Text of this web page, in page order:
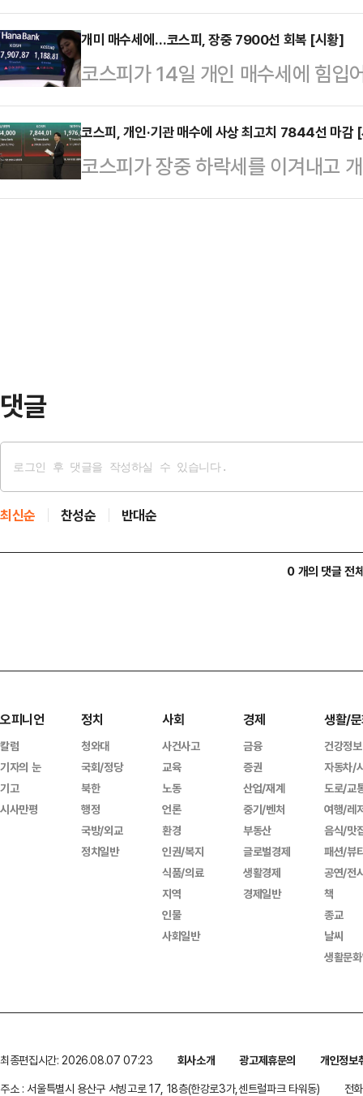
내린 8165.73으로 출발했다.장중
기관 투자자 매도 여파로 7841.01
력이 붙으며 낙폭을 만회한 지수는
전환했다.한국거래소에 따르면, 이
일보다 6.05포인트(0.08%) 내린
보다 57.53포인트(0.74%) 오른
외국인이 홀로 1조1833억원을 순
1019억원, 499억원을 순매수하고
혼조세를 보이고 있다. 구체적으
개미 매수세에…코스피, 장중 7900선 회복 [시황]
코스피가 14일 개인 매수세에 힘
에 따르면, 이날 오전 9시 20분 코
(0.63%) 오른 7893.10을 가리키
(0.38%) 오른 7873.91로 출발해
별로 보면 개인이 홀로 7070억원
코스피, 개인·기관 매수에 사상 최고치 7844선 마감
코스피가 장중 하락세를 이겨내고
7844선에서 마감했다.13일 한국
댓글
최신순 찬성순 반대순
0 개의 댓글 전
오피니언
칼럼
기자의 눈
기고
시사만평
정치
청와대
국회/정당
북한
행정
국방/외교
정치일반
사회
사건사고
교육
노동
언론
환경
인권/복지
식품/의료
지역
인물
사회일반
경제
금융
증권
산업/재계
중기/벤처
부동산
글로벌경제
생활경제
경제일반
생활/
건강정보
자동차/
도로/교
여행/레
음식/맛
패션/뷰
공연/전
책
종교
날씨
생활문
최종편집시간: 2026.08.07 07:23 회사소개 광고제휴문의
개인정보
주소 : 서울특별시 용산구 서빙고로 17, 18층(한강로3가,센트럴파크 타워동)
전